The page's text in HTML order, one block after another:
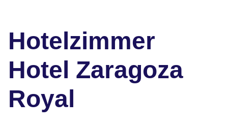
Hotelzimmer
Hotel Zaragoza
Royal